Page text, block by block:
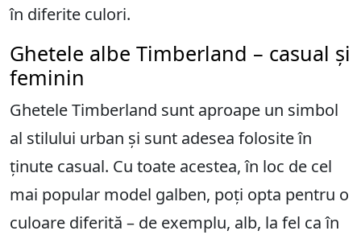
în diferite culori.
Ghetele albe Timberland – casual și
feminin
Ghetele Timberland sunt aproape un simbol
al stilului urban și sunt adesea folosite în
ținute casual. Cu toate acestea, în loc de cel
mai popular model galben, poți opta pentru o
culoare diferită – de exemplu, alb, la fel ca în